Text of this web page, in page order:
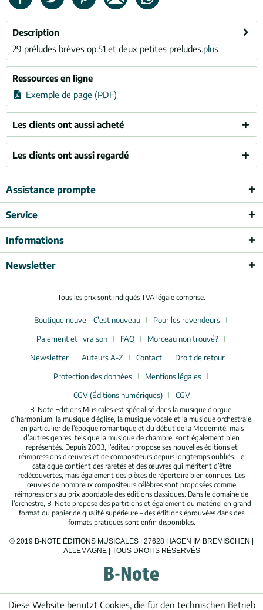
Description
29 préludes brèves op.51 et deux petites preludes.plus
Ressources en ligne
Exemple de page (PDF)
Les clients ont aussi acheté
Les clients ont aussi regardé
Assistance prompte
Service
Informations
Newsletter
Tous les prix sont indiqués TVA légale comprise.
Boutique neuve – C'est nouveau
Pour les revendeurs
Paiement et livraison
FAQ
Morceau non trouvé?
Newsletter
Auteurs A-Z Contact
Droit de retour
Protection des données
Mentions légales
CGV (Éditions numériques)
CGV
B-Note Editions Musicales est spécialisé dans la musique d’orgue,
d’harmonium, la musique d’église, la musique vocale et la musique orchestrale,
en particulier de l’époque romantique et du début de la Modernité, mais
d’autres genres, tels que la musique de chambre, sont également bien
représentés. Depuis 2003, l’éditeur propose ses nouvelles éditions et
réimpressions d’œuvres et de compositeurs depuis longtemps oubliés. Le
catalogue contient des raretés et des œuvres qui méritent d’être
redécouvertes, mais également des pièces de répertoire bien connues. Les
œuvres de nombreux compositeurs célèbres sont proposées comme
réimpressions au prix abordable des éditions classiques. Dans le domaine de
l’orchestre, B-Note propose des partitions et également du matériel en grand
format du papier de qualité supérieure – des éditions éprouvées dans des
formats pratiques sont enfin disponibles.
© 2019 B-NOTE ÉDITIONS MUSICALES | 27628 HAGEN IM BREMISCHEN |
ALLEMAGNE | TOUS DROITS RÉSERVÉS
Diese Website benutzt Cookies, die für den technischen Betrieb